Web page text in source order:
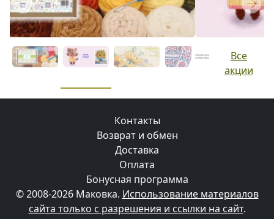
Previous Next
Все
акции
Контакты
Возврат и обмен
Доставка
Оплата
Бонусная программа
© 2008-2026 Маковка. Использование материалов
сайта только с разрешения и ссылки на сайт.